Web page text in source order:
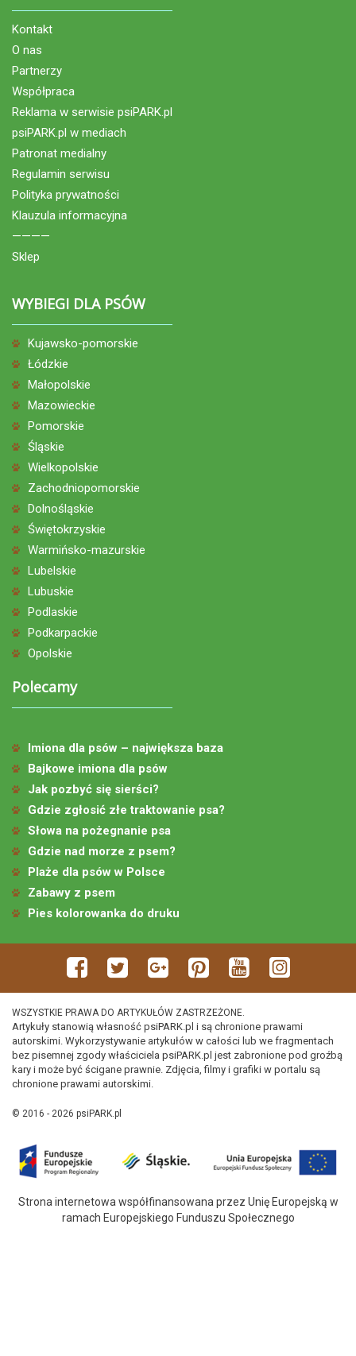
Kontakt
O nas
Partnerzy
Współpraca
Reklama w serwisie psiPARK.pl
psiPARK.pl w mediach
Patronat medialny
Regulamin serwisu
Polityka prywatności
Klauzula informacyjna
————
Sklep
WYBIEGI DLA PSÓW
Kujawsko-pomorskie
Łódzkie
Małopolskie
Mazowieckie
Pomorskie
Śląskie
Wielkopolskie
Zachodniopomorskie
Dolnośląskie
Świętokrzyskie
Warmińsko-mazurskie
Lubelskie
Lubuskie
Podlaskie
Podkarpackie
Opolskie
Polecamy
Imiona dla psów – największa baza
Bajkowe imiona dla psów
Jak pozbyć się sierści?
Gdzie zgłosić złe traktowanie psa?
Słowa na pożegnanie psa
Gdzie nad morze z psem?
Plaże dla psów w Polsce
Zabawy z psem
Pies kolorowanka do druku
WSZYSTKIE PRAWA DO ARTYKUŁÓW ZASTRZEŻONE.
Artykuły stanowią własność psiPARK.pl i są chronione prawami
autorskimi. Wykorzystywanie artykułów w całości lub we fragmentach
bez pisemnej zgody właściciela psiPARK.pl jest zabronione pod groźbą
kary i może być ścigane prawnie. Zdjęcia, filmy i grafiki w portalu są
chronione prawami autorskimi.
© 2016 - 2026 psiPARK.pl
Strona internetowa współfinansowana przez Unię Europejską w
ramach Europejskiego Funduszu Społecznego